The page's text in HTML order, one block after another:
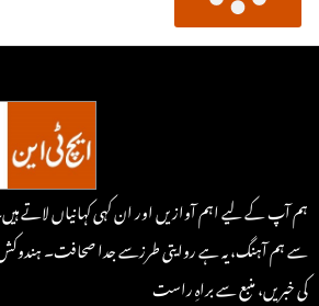
ہم آپ کے لیے اہم آوازیں اور ان کہی کہانیاں لاتے
سے ہم آہنگ، یہ ہے روایتی طرزسے جدا صحافت۔
کی خبریں، منبع سے براہِ راست